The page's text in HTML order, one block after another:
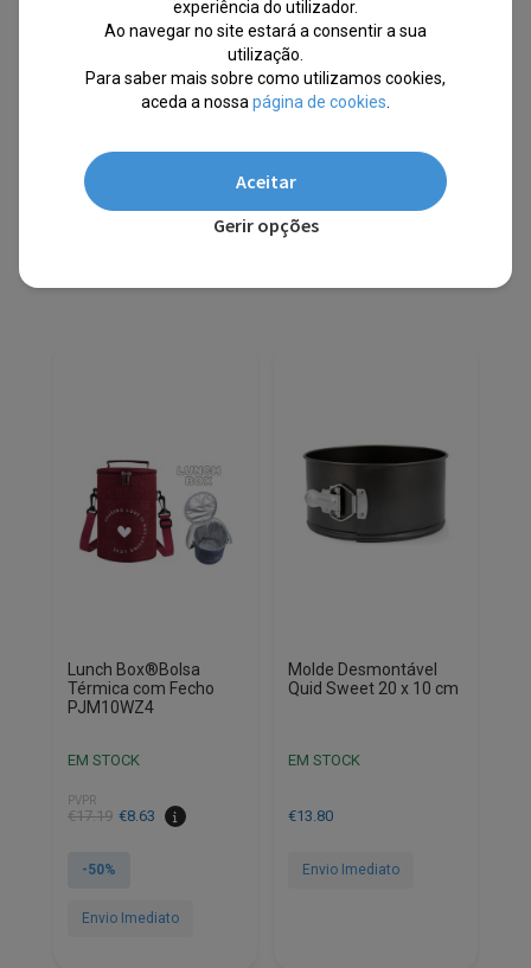
original
era:
€15.99.
7.48
atual
€7.48.
-53%
Envio Imediato
EM STOCK
PVPR
€18.40
O
era:
€18.40.
€9.78
O
é:
€9.78.
Envio Imediato
Lunch Box®Bolsa
Térmica com Fecho
PJM10WZ4
EM STOCK
PVPR
€17.19
O
original
€17.19.
€8.63
O
atual
€8.63.
-50%
Envio Imediato
Molde Desmontável
Quid Sweet 20 x 10 cm
EM STOCK
€13.80
Envio Imediato
experiência do utilizador.
Ao navegar no site estará a consentir a sua
utilização.
Para saber mais sobre como utilizamos cookies,
aceda a nossa página de cookies
Aceitar
Gerir opções